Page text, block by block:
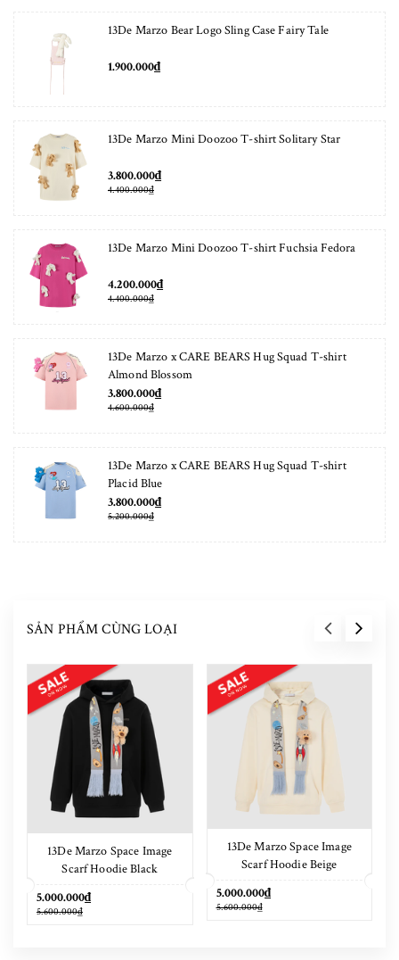
13De Marzo Bear Logo Sling Case Fairy Tale
1.900.000₫
13De Marzo Mini Doozoo T-shirt Solitary Star
3.800.000₫
4.400.000₫
13De Marzo Mini Doozoo T-shirt Fuchsia Fedora
4.200.000₫
4.400.000₫
13De Marzo x CARE BEARS Hug Squad T-shirt
Almond Blossom
3.800.000₫
4.600.000₫
13De Marzo x CARE BEARS Hug Squad T-shirt
Placid Blue
3.800.000₫
5.200.000₫
SẢN PHẨM CÙNG LOẠI
13De Marzo Space Image
Scarf Hoodie Black
5.000.000₫
5.600.000₫
13De Marzo Space Image
Scarf Hoodie Beige
5.000.000₫
5.600.000₫